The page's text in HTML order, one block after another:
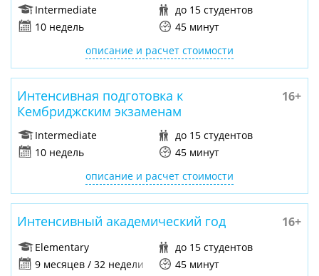
Партнерские отношения с австралийскими вузами,
которые принимают языковые сертификаты Kaplan
вместо IELTS или Кембриджского сертификата.
Персонал школы говорит на французском, испанском,
португальском языках и фарси.
Инфраструктура
Инфраструктура школы Kaplan Perth включает:
17 учебных аудиторий, оборудованных
кондиционерами и обогревателями, электронными
досками;
компьютерную лабораторию и мультимедиа-центр;
библиотеку;
учебный центр для самостоятельных занятий;
Intermediate
до 15 студентов
10 недель
45 минут
описание и расчет стоимости
16+
Интенсивная подготовка к
Кембриджским экзаменам
Intermediate
до 15 студентов
10 недель
45 минут
описание и расчет стоимости
16+
Интенсивный академический год
Elementary
до 15 студентов
9 месяцев / 32 недели
45 минут